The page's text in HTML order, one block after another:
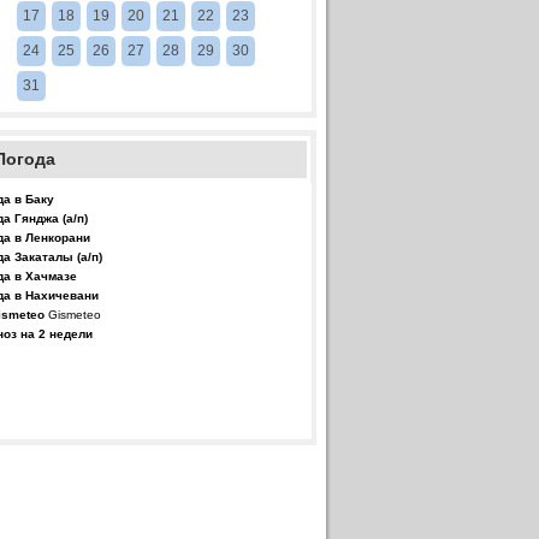
17 18 19 20 21 22 23
24 25 26 27 28 29 30
31
в Баку
Гянджа (а/п)
в Ленкорани
Закаталы (а/п)
в Хачмазе
в Нахичевани
Gismeteo
на 2 недели